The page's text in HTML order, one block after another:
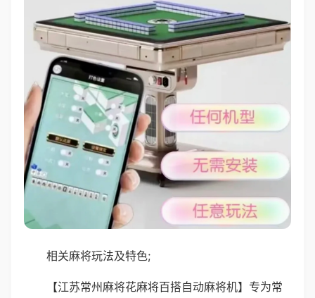
相关麻将玩法及特色;
【江苏常州麻将花麻将百搭自动麻将机】专为常